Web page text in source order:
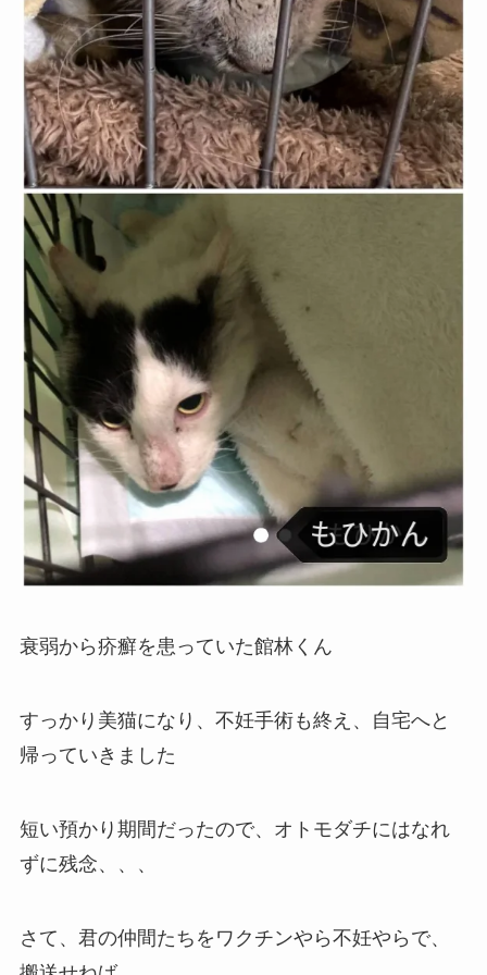
衰弱から疥癬を患っていた館林くん
すっかり美猫になり、不妊手術も終え、自宅へと
帰っていきました
短い預かり期間だったので、オトモダチにはなれ
ずに残念、、、
さて、君の仲間たちをワクチンやら不妊やらで、